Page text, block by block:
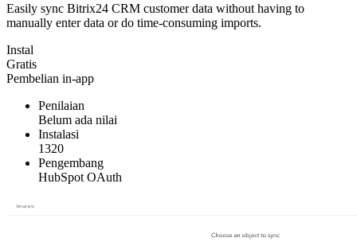
Easily sync Bitrix24 CRM customer data without having to
manually enter data or do time-consuming imports.
Instal
Gratis
Pembelian in-app
Penilaian
Belum ada nilai
Instalasi
1320
Pengembang
HubSpot OAuth